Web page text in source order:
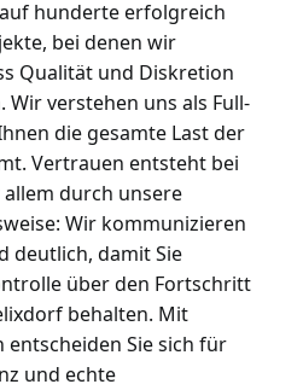
hunderte erfolgreich
bei denen wir
Qualität und Diskretion
Wir verstehen uns als Full-
die gesamte Last der
Vertrauen entsteht bei
durch unsere
Wir kommunizieren
deutlich, damit Sie
über den Fortschritt
behalten. Mit
entscheiden Sie sich für
und echte